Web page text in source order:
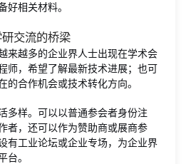
好相关材料。
交流的桥梁
来越多的企业界人士出现在学术会
师，希望了解最新技术进展；也可
的合作机会或技术转化方向。
多样。可以以普通参会者身份注
者，还可以作为赞助商或展商参
有工业论坛或企业专场，为企业界
台。